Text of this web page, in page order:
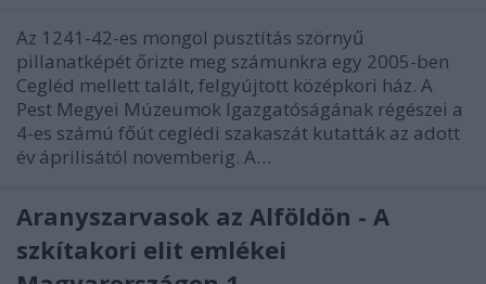
Az 1241-42-es mongol pusztítás szörnyű
pillanatképét őrizte meg számunkra egy 2005-ben
Cegléd mellett talált, felgyújtott középkori ház. A
Pest Megyei Múzeumok Igazgatóságának régészei a
4-es számú főút ceglédi szakaszát kutatták az adott
év áprilisától novemberig. A…
Aranyszarvasok az Alföldön - A
szkítakori elit emlékei